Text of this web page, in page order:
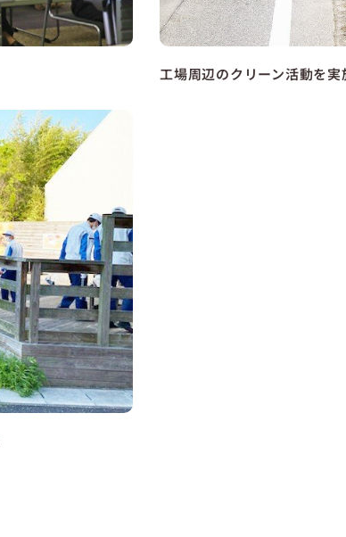
工場周辺のクリーン活動を実